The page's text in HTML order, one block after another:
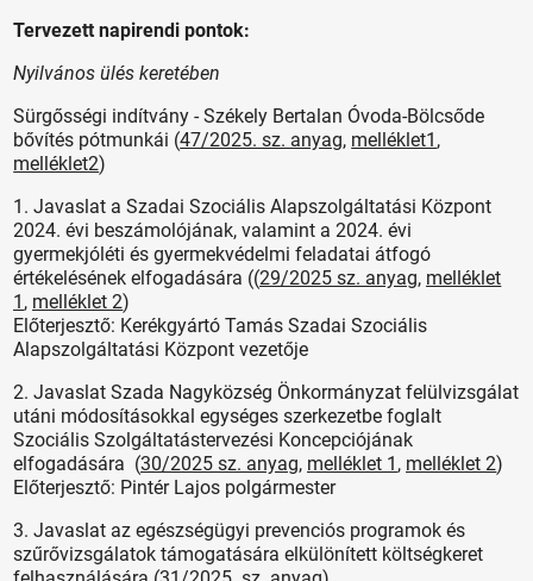
Tervezett napirendi pontok:
Nyilvános ülés keretében
Sürgősségi indítvány - Székely Bertalan Óvoda-Bölcsőde
bővítés pótmunkái (47/2025. sz. anyag, melléklet1 ,
melléklet2)
1. Javaslat a Szadai Szociális Alapszolgáltatási Központ
2024. évi beszámolójának, valamint a 2024. évi
gyermekjóléti és gyermekvédelmi feladatai átfogó
értékelésének elfogadására ((29/2025 sz. anyag, melléklet
1 , melléklet 2)
Előterjesztő: Kerékgyártó Tamás Szadai Szociális
Alapszolgáltatási Központ vezetője
2. Javaslat Szada Nagyközség Önkormányzat felülvizsgálat
utáni módosításokkal egységes szerkezetbe foglalt
Szociális Szolgáltatástervezési Koncepciójának
elfogadására (30/2025 sz. anyag, melléklet 1 , melléklet 2)
Előterjesztő: Pintér Lajos polgármester
3. Javaslat az egészségügyi prevenciós programok és
szűrővizsgálatok támogatására elkülönített költségkeret